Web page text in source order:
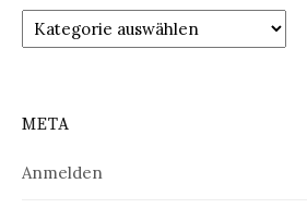
Kategorien
META
Anmelden